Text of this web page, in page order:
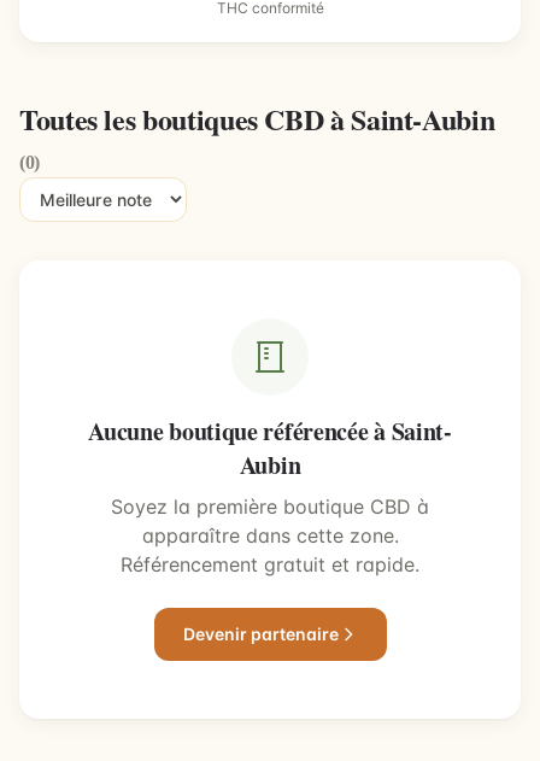
THC conformité
Toutes les boutiques CBD à Saint-Aubin
(0)
Aucune boutique référencée à Saint-
Aubin
Soyez la première boutique CBD à
apparaître dans cette zone.
Référencement gratuit et rapide.
Devenir partenaire